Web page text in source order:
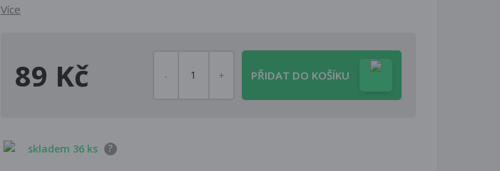
Více
89 Kč PŘIDAT DO KOŠÍKU
skladem 36 ks ?